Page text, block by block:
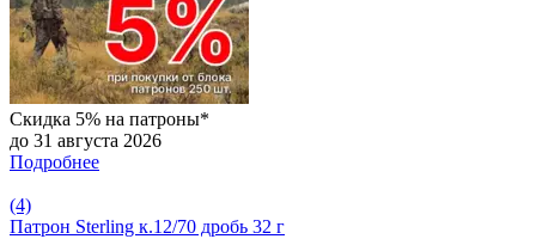
Скидка 5% на патроны*
до 31 августа 2026
Подробнее
(4)
Патрон Sterling к.12/70 дробь 32 г